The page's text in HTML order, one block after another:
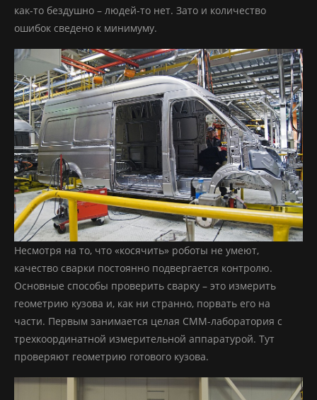
как-то бездушно – людей-то нет. Зато и количество
ошибок сведено к минимуму.
Несмотря на то, что «косячить» роботы не умеют,
качество сварки постоянно подвергается контролю.
Основные способы проверить сварку – это измерить
геометрию кузова и, как ни странно, порвать его на
части. Первым занимается целая СММ-лаборатория с
трехкоординатной измерительной аппаратурой. Тут
проверяют геометрию готового кузова.